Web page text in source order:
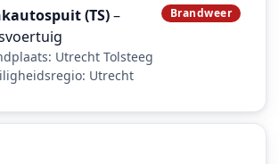
(TS)–
Utrecht Tolsteeg
Utrecht
Brandweer
incident: Mineurslaan, Utrecht.